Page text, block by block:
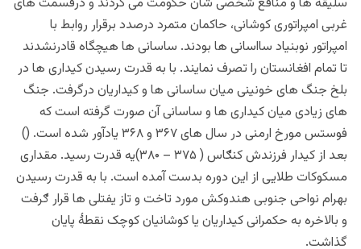
غربی امپراتوری کوشانی، حاکمان متمرد درصدد برقرار روابط با
امپراتور نوبنیاد سااسانی ها بودند. ساسانی ها هیچگاه قادرنشدند
تا تمام افغانستان را تصرف نمایند. با به قدرت رسیدن کیداری ها در
بلخ جنگ های خونینی میان ساسانی ها و کیداریان درگرفت. جنگ
های زیادی میان کیداری ها و ساسانی آن صورت گرفته است که
فوستس مورخ ارمنی در سال های ۳۶۷ و ۳۶۸ یادآور شده است. ()
بعد از کیدار فرزندش کنګاس ( ۳۷۵ – ۳۸۰)یه قدرت رسید. مقداری
مسکوکات طلایی از این دوره بدست آمده است. با به قدرت رسیدن
بهرام نواحی جنوبی هندوکش مورد تاخت و تاز یفتلی ها قرار ګرفت
و بالاخره به حکمرانی کیداریان یا کوشانیان کوچک نقطۀ پایان
گذاشت.